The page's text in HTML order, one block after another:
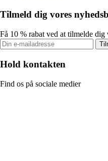
Tilmeld dig vores
Få 10 % rabat ved at tilmelde dig
Hold kontakten
Find os på sociale medier